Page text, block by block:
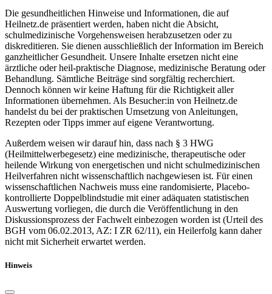
Die gesundheitlichen Hinweise und Informationen, die auf
Heilnetz.de präsentiert werden, haben nicht die Absicht,
schulmedizinische Vorgehensweisen herabzusetzen oder zu
diskreditieren. Sie dienen ausschließlich der Information im Bereich
ganzheitlicher Gesundheit. Unsere Inhalte ersetzen nicht eine
ärztliche oder heil-praktische Diagnose, medizinische Beratung oder
Behandlung. Sämtliche Beiträge sind sorgfältig recherchiert.
Dennoch können wir keine Haftung für die Richtigkeit aller
Informationen übernehmen. Als Besucher:in von Heilnetz.de
handelst du bei der praktischen Umsetzung von Anleitungen,
Rezepten oder Tipps immer auf eigene Verantwortung.
Außerdem weisen wir darauf hin, dass nach § 3 HWG
(Heilmittelwerbegesetz) eine medizinische, therapeutische oder
heilende Wirkung von energetischen und nicht schulmedizinischen
Heilverfahren nicht wissenschaftlich nachgewiesen ist. Für einen
wissenschaftlichen Nachweis muss eine randomisierte, Placebo-
kontrollierte Doppelblindstudie mit einer adäquaten statistischen
Auswertung vorliegen, die durch die Veröffentlichung in den
Diskussionsprozess der Fachwelt einbezogen worden ist (Urteil des
BGH vom 06.02.2013, AZ: I ZR 62/11), ein Heilerfolg kann daher
nicht mit Sicherheit erwartet werden.
Hinweis